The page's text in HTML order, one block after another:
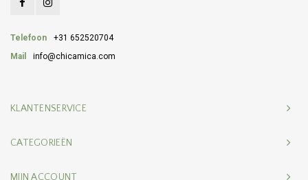
Telefoon
+31 652520704
Mail
info@chicamica.com
KLANTENSERVICE
CATEGORIEËN
MIJN ACCOUNT